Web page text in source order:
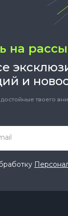
на
и
твоего